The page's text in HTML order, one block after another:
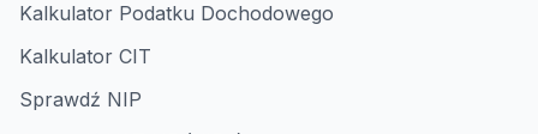
Kalkulator Podatku Dochodowego
Kalkulator CIT
Sprawdź NIP